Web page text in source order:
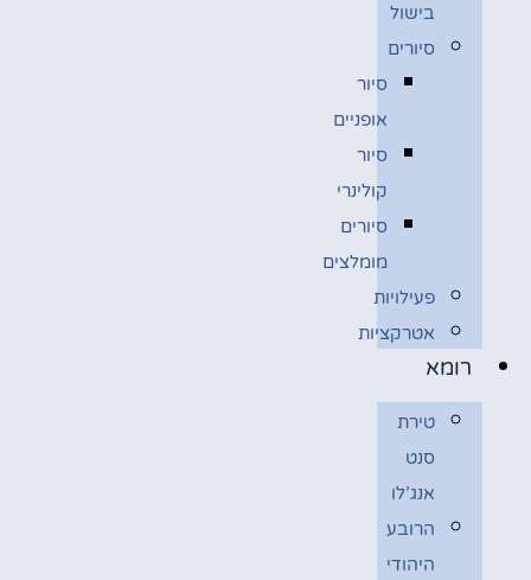
בישול
סיורים
סיור
אופניים
סיור
קולינרי
סיורים
מומלצים
פעילויות
אטרקציות
רומא
טירת
סנט
אנג’לו
הרובע
היהודי